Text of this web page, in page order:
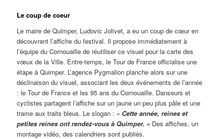
Le coup de coeur
Le maire de Quimper, Ludovic Jolivet, a eu un coup de cœur en
découvrant l’affiche du festival. Il propose immédiatement à
l’équipe du Cornouaille de réutiliser ce visuel pour la carte des
vœux de la Ville. Entre-temps, le Tour de France officialise une
étape à Quimper. L’agence Pygmalion planche alors sur une
déclinaison du visuel, associant les deux événements de l’année
: le Tour de France et les 95 ans du Cornouaille. Danseurs et
cyclistes partagent l’affiche sur un jaune un peu plus pâle et une
trame aux traits bleus. Le slogan : « Cette année, reines et
petites reines ont rendez-vous à Quimper. » Des affiches, un
montage vidéo, des calendriers sont publiés.